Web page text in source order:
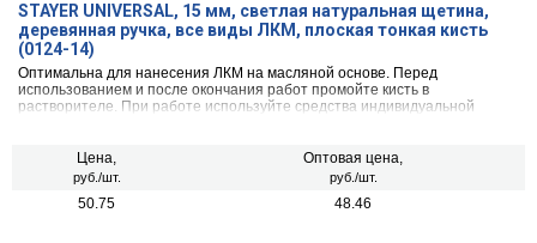
STAYER UNIVERSAL, 15 мм, светлая натуральная щетина,
деревянная ручка, все виды ЛКМ, плоская тонкая кисть
(0124-14)
Оптимальна для нанесения ЛКМ на масляной основе. Перед
использованием и после окончания работ промойте кисть в
растворителе. При работе используйте средства индивидуальной
Цена,
руб./шт.
Оптовая цена,
руб./шт.
50.75 48.46